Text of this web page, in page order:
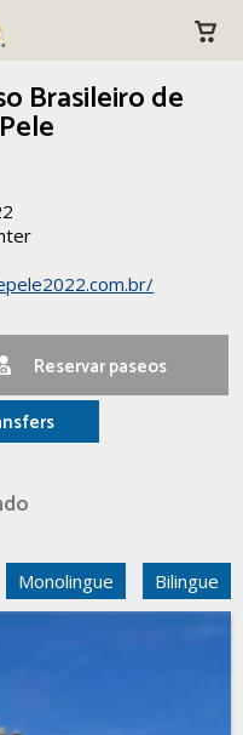
Brasileiro de
Reservar paseos
Monolingue Bilingue